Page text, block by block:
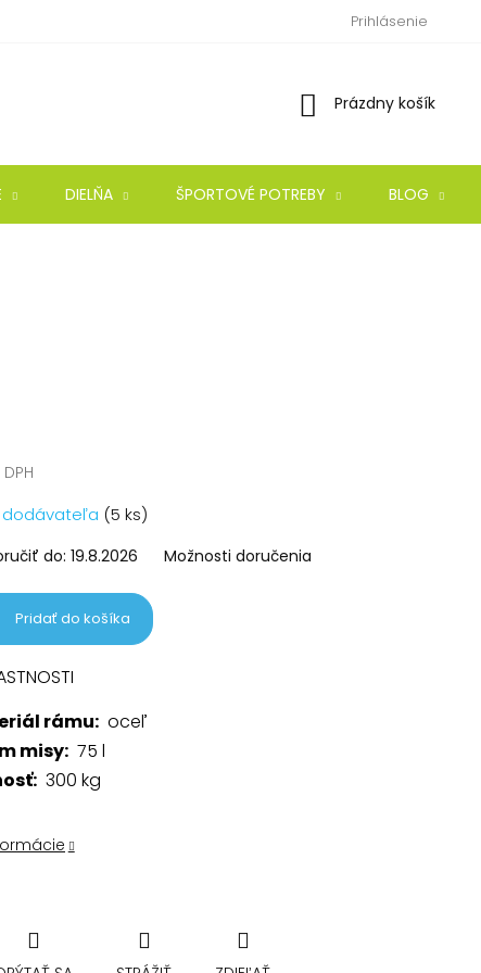
Prihlásenie
Nákupný
Prázdny košík
DIELŇA ŠPORTOVÉ POTREBY BLOG
dodávateľa (5 ks)
do: 19.8.2026 Možnosti doručenia
Pridať do košíka
rámu: oceľ
misy: 75 l
300 kg